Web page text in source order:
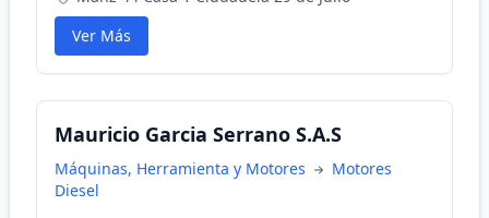
Ver Más
Mauricio Garcia Serrano S.A.S
Máquinas, Herramienta y Motores
Motores
Diesel